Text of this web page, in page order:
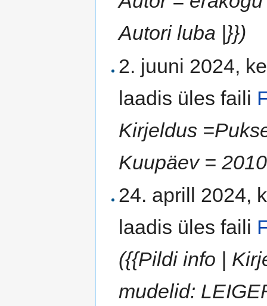
Autori luba |}})
2. juuni 2024,
laadis üles faili
Kirjeldus
Kuupäev =
24. aprill 2024,
laadis üles faili
({{Pildi info |
mudelid: